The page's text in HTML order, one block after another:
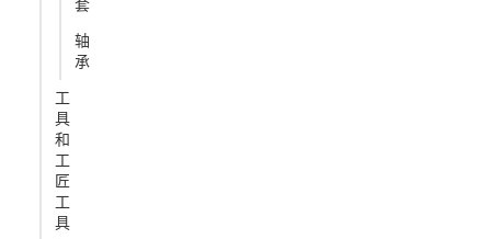
套
轴
承
工
具
和
工
匠
工
具